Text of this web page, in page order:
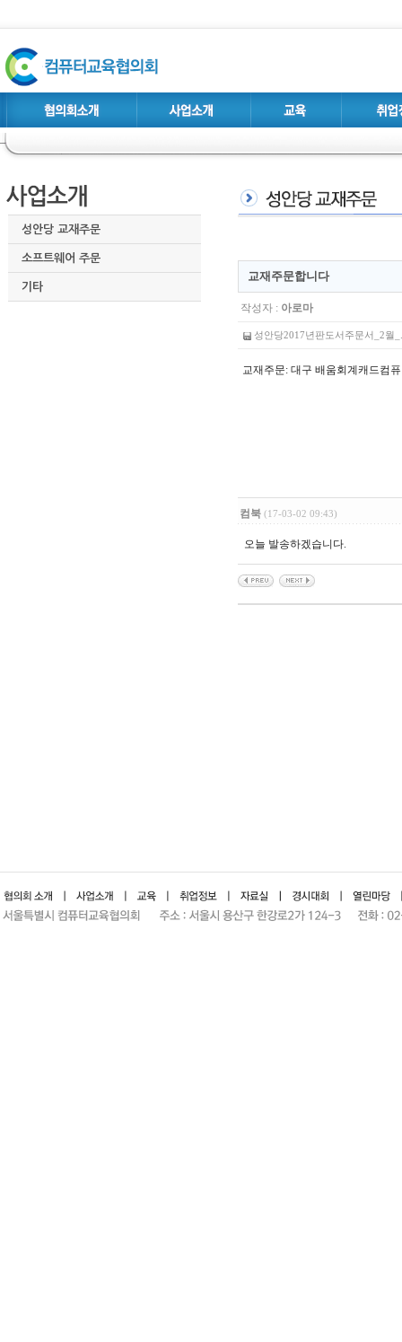
성안당 교재주문
소프트웨어 주문
기타
교재주문합니다
작성자 : 아로마
성안당2017년판도서주문서_2월
교재주문: 대구 배움회계캐드컴
컴북 (17-03-02 09:43)
오늘 발송하겠습니다.